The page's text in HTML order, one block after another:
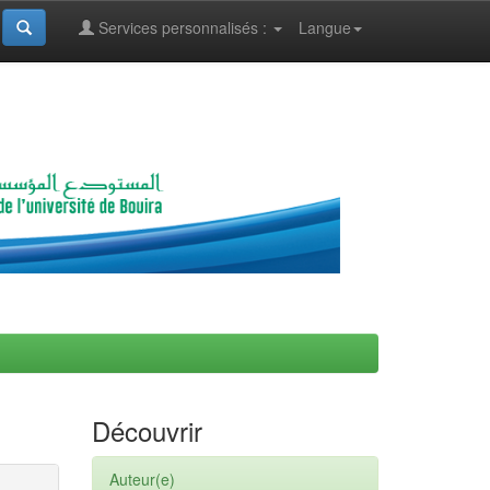
Langue
Services personnalisés :
Découvrir
Auteur(e)